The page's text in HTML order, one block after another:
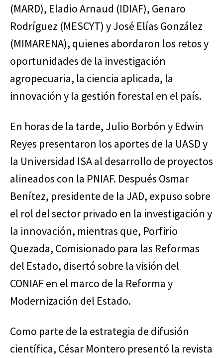
(MARD), Eladio Arnaud (IDIAF), Genaro
Rodríguez (MESCYT) y José Elías González
(MIMARENA), quienes abordaron los retos y
oportunidades de la investigación
agropecuaria, la ciencia aplicada, la
innovación y la gestión forestal en el país.
En horas de la tarde, Julio Borbón y Edwin
Reyes presentaron los aportes de la UASD y
la Universidad ISA al desarrollo de proyectos
alineados con la PNIAF. Después Osmar
Benítez, presidente de la JAD, expuso sobre
el rol del sector privado en la investigación y
la innovación, mientras que, Porfirio
Quezada, Comisionado para las Reformas
del Estado, disertó sobre la visión del
CONIAF en el marco de la Reforma y
Modernización del Estado.
Como parte de la estrategia de difusión
científica, César Montero presentó la revista